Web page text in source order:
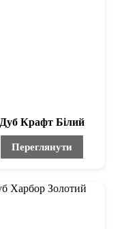
Дуб Крафт Білий
Переглянути